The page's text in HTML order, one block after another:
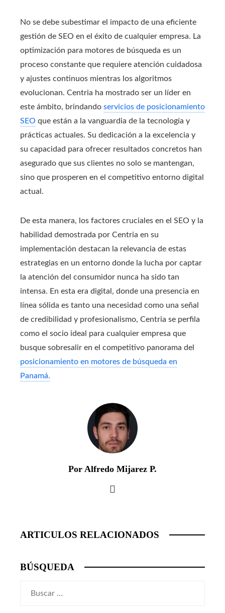
No se debe subestimar el impacto de una eficiente
gestión de SEO en el éxito de cualquier empresa. La
optimización para motores de búsqueda es un
proceso constante que requiere atención cuidadosa
y ajustes continuos mientras los algoritmos
evolucionan. Centria ha mostrado ser un líder en
este ámbito, brindando servicios de posicionamiento
SEO que están a la vanguardia de la tecnología y
prácticas actuales. Su dedicación a la excelencia y
su capacidad para ofrecer resultados concretos han
asegurado que sus clientes no solo se mantengan,
sino que prosperen en el competitivo entorno digital
actual.
De esta manera, los factores cruciales en el SEO y la
habilidad demostrada por Centria en su
implementación destacan la relevancia de estas
estrategias en un entorno donde la lucha por captar
la atención del consumidor nunca ha sido tan
intensa. En esta era digital, donde una presencia en
línea sólida es tanto una necesidad como una señal
de credibilidad y profesionalismo, Centria se perfila
como el socio ideal para cualquier empresa que
busque sobresalir en el competitivo panorama del
posicionamiento en motores de búsqueda en
Panamá.
Por Alfredo Mijarez P.
ARTICULOS RELACIONADOS
BÚSQUEDA